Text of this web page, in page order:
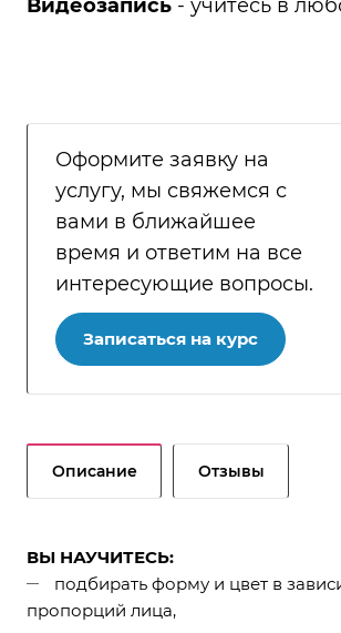
Видеозапись - учитесь в
Оформите заявку на
услугу, мы свяжемся с
вами в ближайшее
время и ответим на все
интересующие вопросы.
Записаться на курс
Описание Отзывы
ВЫ НАУЧИТЕСЬ:
подбирать форму и цвет в
пропорций лица,